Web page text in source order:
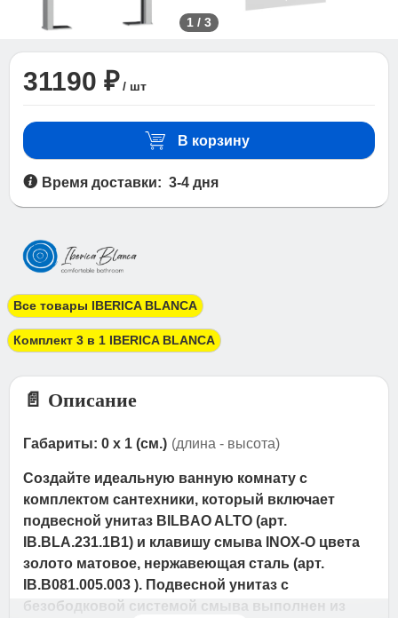
1 / 3
31190 ₽ / шт
В корзину
Время доставки: 3-4 дня
Все товары IBERICA BLANCA
Комплект 3 в 1 IBERICA BLANCA
📄 Описание
Габариты: 0 x 1 (см.) (длина - высота)
Создайте идеальную ванную комнату с
комплектом сантехники, который включает
подвесной унитаз BILBAO ALTO (арт.
IB.BLA.231.1B1) и клавишу смыва INOX-O цвета
золото матовое, нержавеющая сталь (арт.
IB.B081.005.003 ). Подвесной унитаз с
безободковой системой смыва выполнен из